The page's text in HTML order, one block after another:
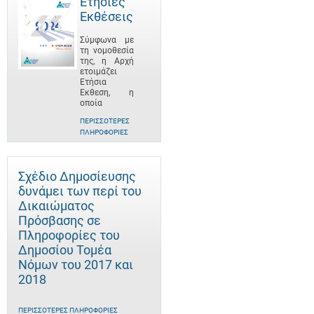
Εκθέσεις
Σύμφωνα με
τη νομοθεσία
της, η Αρχή
ετοιμάζει
Ετήσια
Έκθεση, η
οποία
ΠΕΡΙΣΣΌΤΕΡΕΣ
ΠΛΗΡΟΦΟΡΊΕΣ
Σχέδιο Δημοσίευσης
δυνάμει των περί του
Δικαιώματος
Πρόσβασης σε
Πληροφορίες του
Δημοσίου Τομέα
Νόμων του 2017 και
2018
ΠΕΡΙΣΣΌΤΕΡΕΣ ΠΛΗΡΟΦΟΡΊΕΣ